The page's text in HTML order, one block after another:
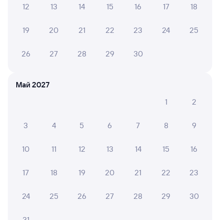
от 4 ⁠577 ⁠₽ 6 ⁠061 ⁠₽
Выберите дату
Краснодар-1
в Адлер
16:15
от 4 ⁠577 ⁠₽ 5 ⁠465 ⁠₽
Выберите дату
12 13 14 15 16 17 18
19 20 21 22 23 24 25
26 27 28 29 30
Май 2027
1
2
3 4 5 6 7 8 9
10 11 12 13 14 15 16
17 18 19 20 21 22 23
24 25 26 27 28 29 30